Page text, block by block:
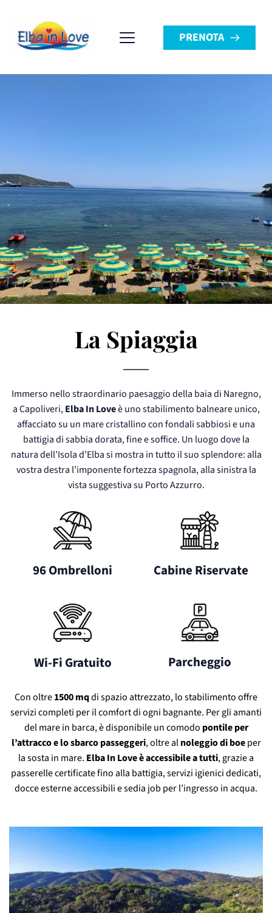
PRENOTA
La Spiaggia
Immerso nello straordinario paesaggio della baia di Naregno,
a Capoliveri,Elba In Loveè uno stabilimento balneare unico,
affacciato su un mare cristallino con fondali sabbiosi e una
battigia di sabbia dorata, fine e soffice. Un luogo dove la
natura dell’Isola d’Elba si mostra in tutto il suo splendore: alla
vostra destra l’imponente fortezza spagnola, alla sinistra la
vista suggestiva su Porto Azzurro.
96 Ombrelloni Cabine Riservate
Wi-Fi Gratuito Parcheggio
Con oltre1500 mqdi spazio attrezzato, lo stabilimento offre
servizi completi per il comfort di ogni bagnante. Per gli amanti
del mare in barca, è disponibile un comodo pontile per
l’attracco e lo sbarco passeggeri, oltre alnoleggio di boeper
la sosta in mare. Elba In Love è accessibile a tutti, grazie a
passerelle certificate fino alla battigia, servizi igienici dedicati,
docce esterne accessibili e sedia job per l’ingresso in acqua.